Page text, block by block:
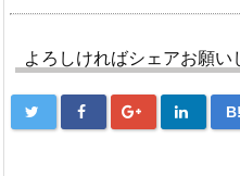
よろしければシェアお願い
B!